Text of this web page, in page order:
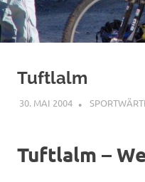
Tuftlalm
30. MAI 2004
Tuftlalm –